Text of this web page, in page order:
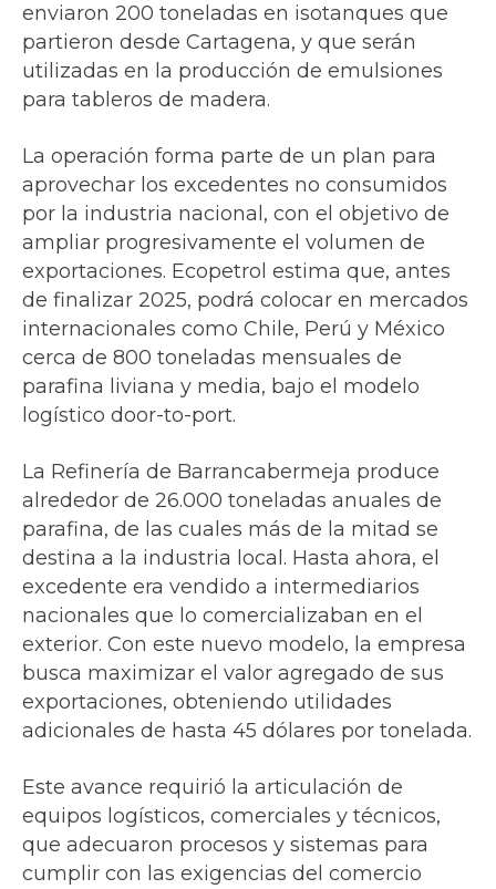
enviaron 200 toneladas en isotanques que
partieron desde Cartagena, y que serán
utilizadas en la producción de emulsiones
para tableros de madera.
La operación forma parte de un plan para
aprovechar los excedentes no consumidos
por la industria nacional, con el objetivo de
ampliar progresivamente el volumen de
exportaciones. Ecopetrol estima que, antes
de finalizar 2025, podrá colocar en mercados
internacionales como Chile, Perú y México
cerca de 800 toneladas mensuales de
parafina liviana y media, bajo el modelo
logístico door-to-port.
La Refinería de Barrancabermeja produce
alrededor de 26.000 toneladas anuales de
parafina, de las cuales más de la mitad se
destina a la industria local. Hasta ahora, el
excedente era vendido a intermediarios
nacionales que lo comercializaban en el
exterior. Con este nuevo modelo, la empresa
busca maximizar el valor agregado de sus
exportaciones, obteniendo utilidades
adicionales de hasta 45 dólares por tonelada.
Este avance requirió la articulación de
equipos logísticos, comerciales y técnicos,
que adecuaron procesos y sistemas para
cumplir con las exigencias del comercio